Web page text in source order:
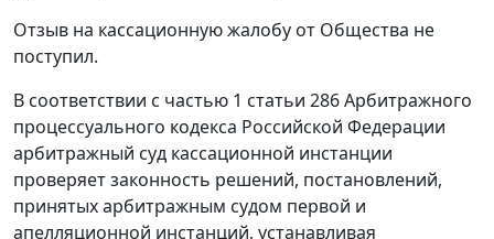
Отзыв на кассационную жалобу от Общества не
поступил.
В соответствии с частью 1 статьи 286 Арбитражного
процессуального кодекса Российской Федерации
арбитражный суд кассационной инстанции
проверяет законность решений, постановлений,
принятых арбитражным судом первой и
апелляционной инстанций, устанавливая